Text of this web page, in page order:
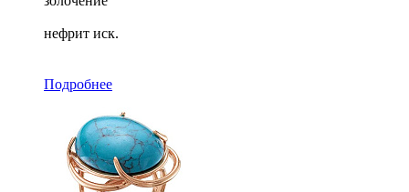
нефрит иск.
Подробнее